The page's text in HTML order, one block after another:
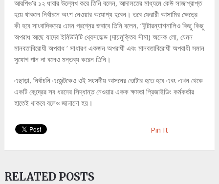
আরপিও’র ১২ ধারার উল্লেখ করে তিনি বলেন, আদালতের মাধ্যমে কেউ সাজাপ্রাপ্ত
হয়ে থাকলে নির্বাচনে অংশ নেওয়ার অযোগ্য হবেন। তবে ফেরারী আসামির ক্ষেত্রে
কী হবে সাংবাদিকদের এমন প্রশ্নের জবাবে তিনি বলেন, “ইন্টারন্যাশনালিও কিছু কিছু
অপরাধ আছে যাদের ইমিউনিটি থ্রেসহোল্ড (দায়মুক্তির সীমা) অনেক লো, যেমন
মানবতাবিরোধী অপরাধ ’ সাধারণ একজন অপরাধী এবং মানবতাবিরোধী অপরাধী সমান
সুযোগ পান না বলেও মন্তব্য করেন তিনি।
এছাড়া, নির্বাচনি এজেন্টকেও ওই সংসদীয় আসনের ভোটার হতে হবে এবং এখন থেকে
একটি কেন্দ্রের সব ধরনের সিদ্ধান্ত নেওয়ার একক ক্ষমতা প্রিজাইডিং কর্মকর্তার
হাতেই থাকবে বলেও জানানো হয়।
Pin It
RELATED POSTS